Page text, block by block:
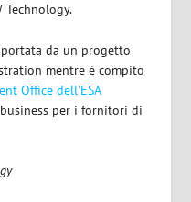
da un progetto
mentre è compito
Office dell’ESA
per i fornitori di